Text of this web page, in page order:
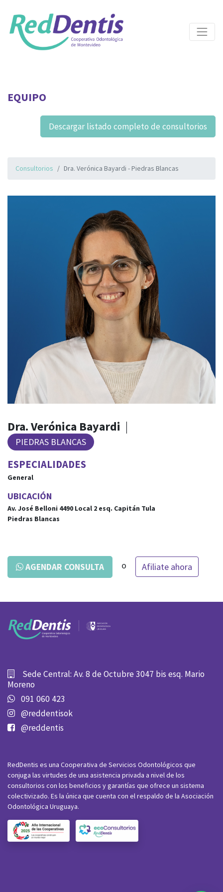
EQUIPO
Descargar listado completo de consultorios
Consultorios Dra. Verónica Bayardi - Piedras Blancas
Dra. Verónica Bayardi |
PIEDRAS BLANCAS
ESPECIALIDADES
General
UBICACIÓN
Av. José Belloni 4490 Local 2 esq. Capitán Tula
Piedras Blancas
AGENDAR CONSULTA o Afiliate ahora
Sede Central: Av. 8 de Octubre 3047 bis esq. Mario
Moreno
091 060 423
@reddentisok
@reddentis
RedDentis es una Cooperativa de Servicios Odontológicos que
conjuga las virtudes de una asistencia privada a nivel de los
consultorios con los beneficios y garantías que ofrece un sistema
colectivizado. Es la única que cuenta con el respaldo de la Asociación
Odontológica Uruguaya.